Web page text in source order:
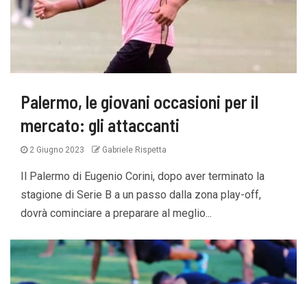
Palermo, le giovani occasioni per il
mercato: gli attaccanti
2 Giugno 2023 Gabriele Rispetta
Il Palermo di Eugenio Corini, dopo aver terminato la
stagione di Serie B a un passo dalla zona play-off,
dovrà cominciare a preparare al meglio...